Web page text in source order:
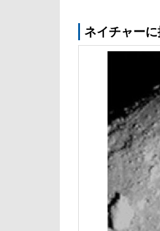
ネイチャー